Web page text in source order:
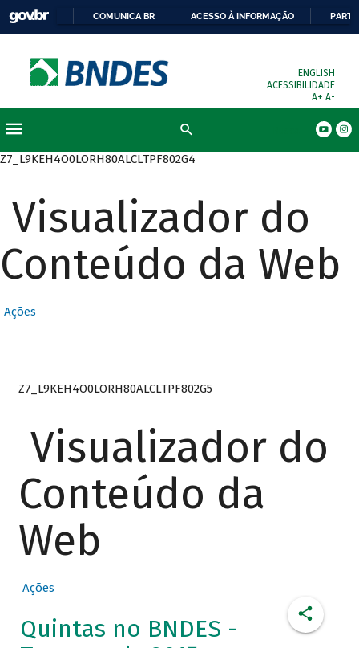
COMUNICA BR ACESSO À INFORMAÇÃO
ENGLISH
ACESSIBILIDADE
A+ A-
Z7_L9KEH4O0LORH80ALCLTPF802G4
Visualizador do
Conteúdo da Web
Ações
Z7_L9KEH4O0LORH80ALCLTPF802G5
Visualizador do
Conteúdo da
Web
Ações
Quintas no BNDES -